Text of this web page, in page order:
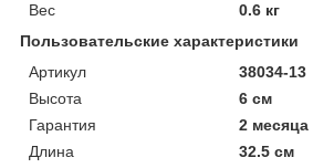
Вес
0.6 кг
Пользовательские характеристики
Артикул
38034-13
Высота
6 см
Гарантия
2 месяца
Длина
32.5 см